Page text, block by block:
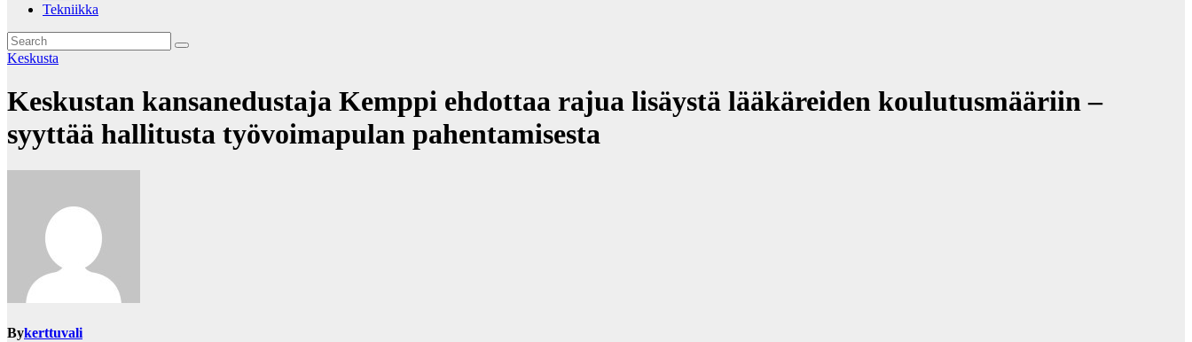
Tekniikka
Keskusta
Keskustan kansanedustaja Kemppi ehdottaa rajua lisäystä lääkäreiden koulutusmääriin –
syyttää hallitusta työvoimapulan pahentamisesta
Bykerttuvali